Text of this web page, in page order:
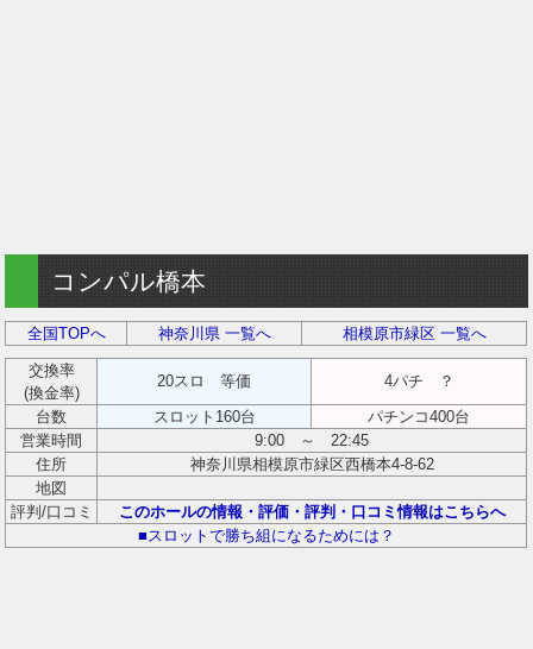
コンパル橋本
全国TOPへ 神奈川県 一覧へ 相模原市緑区 一覧へ
交換率
(換金率)
20スロ 等価
4パチ ？
台数
スロット160台
パチンコ400台
営業時間
9:00 ～ 22:45
住所
神奈川県相模原市緑区西橋本4-8-62
地図
評判/口コミ
このホールの情報・評価・評判・口コミ情報はこちらへ
■スロットで勝ち組になるためには？